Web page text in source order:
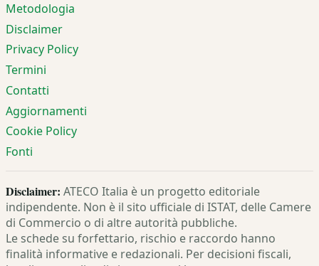
Metodologia
Disclaimer
Privacy Policy
Termini
Contatti
Aggiornamenti
Cookie Policy
Fonti
Disclaimer: ATECO Italia è un progetto editoriale
indipendente. Non è il sito ufficiale di ISTAT, delle Camere
di Commercio o di altre autorità pubbliche.
Le schede su forfettario, rischio e raccordo hanno
finalità informative e redazionali. Per decisioni fiscali,